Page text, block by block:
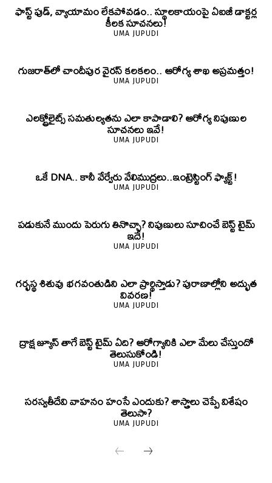
ఫాస్ట్ ఫుడ్, వ్యాయామం లేకపోవడం.. స్థూలకాయంపై ఏఐజీ డాక్టర్ల
కీలక సూచనలు!
UMA JUPUDI
గుజరాత్‌లో చాందీపుర వైరస్ కలకలం.. ఆరోగ్య శాఖ అప్రమత్తం!
UMA JUPUDI
ఎలక్ట్రోలైట్స్ సమతుల్యతను ఎలా కాపాడాలి? ఆరోగ్య నిపుణుల
సూచనలు ఇవే!
UMA JUPUDI
ఒకే DNA.. కానీ వేర్వేరు వేలిముద్రలు..ఇంట్రెస్టింగ్ ఫ్యాక్ట్!
UMA JUPUDI
పడుకునే ముందు పెరుగు తినొచ్చా? నిపుణులు సూచించే బెస్ట్ టైమ్
ఇదే!
UMA JUPUDI
గర్భస్థ శిశువు భగవంతుడిని ఎలా ప్రార్థిస్తాడు? పురాణాల్లోని అద్భుత
వివరణ!
UMA JUPUDI
ద్రాక్ష జ్యూస్ తాగే బెస్ట్ టైమ్ ఏది? ఆరోగ్యానికి ఎలా మేలు చేస్తుందో
తెలుసుకోండి!
UMA JUPUDI
సరస్వతీదేవి వాహనం హంసే ఎందుకు? శాస్త్రాలు చెప్పే విశేషం
తెలుసా?
UMA JUPUDI